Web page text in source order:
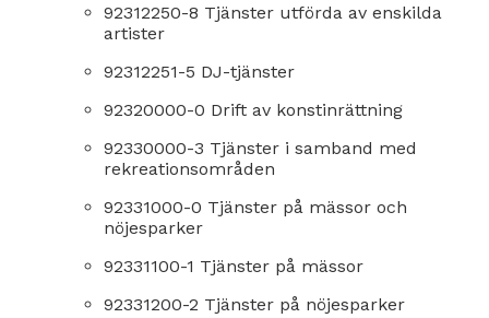
92312250-8 Tjänster utförda av enskilda
artister
92312251-5 DJ-tjänster
92320000-0 Drift av konstinrättning
92330000-3 Tjänster i samband med
rekreationsområden
92331000-0 Tjänster på mässor och
nöjesparker
92331100-1 Tjänster på mässor
92331200-2 Tjänster på nöjesparker